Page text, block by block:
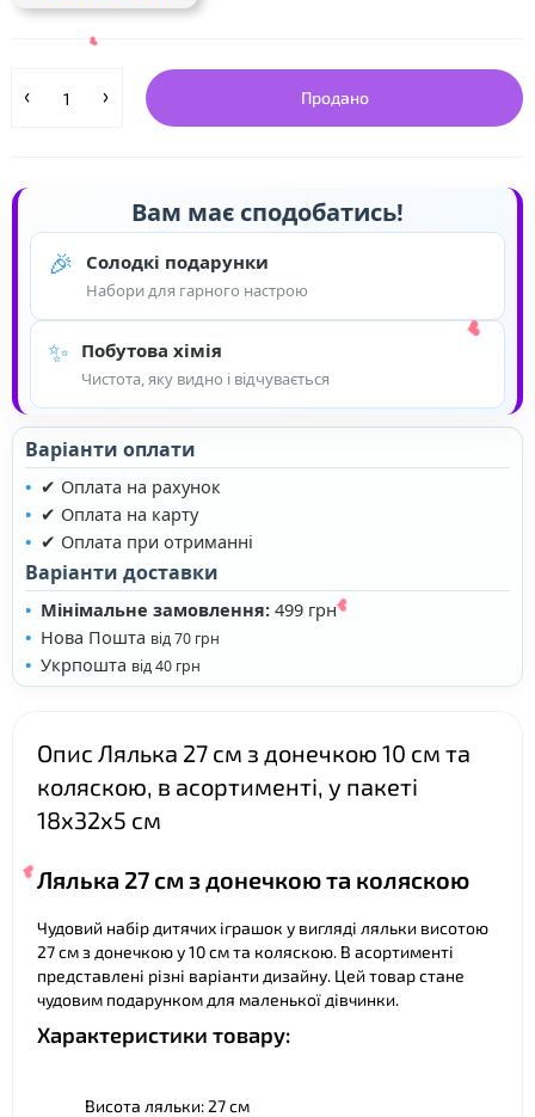
Продано
Вам має сподобатись!
🎉 Солодкі подарунки
Набори для гарного настрою
✨ Побутова хімія
Чистота, яку видно і відчувається
Варіанти оплати
✔ Оплата на рахунок
✔ Оплата на карту
✔ Оплата при отриманні
Варіанти доставки
Мінімальне замовлення: 499 грн
Нова Пошта від 70 грн
Укрпошта від 40 грн
Опис Лялька 27 см з донечкою 10 см та
коляскою, в асортименті, у пакеті
18х32х5 см
Лялька 27 см з донечкою та коляскою
Чудовий набір дитячих іграшок у вигляді ляльки висотою
27 см з донечкою у 10 см та коляскою. В асортименті
представлені різні варіанти дизайну. Цей товар стане
чудовим подарунком для маленької дівчинки.
Характеристики товару:
Висота ляльки: 27 см
❤
❤